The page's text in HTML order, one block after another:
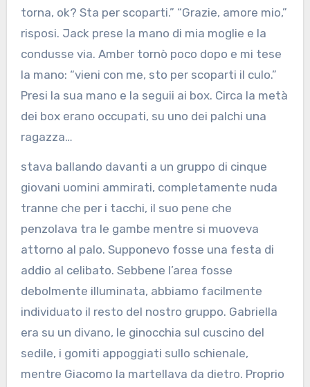
torna, ok? Sta per scoparti.” “Grazie, amore mio,”
risposi. Jack prese la mano di mia moglie e la
condusse via. Amber tornò poco dopo e mi tese
la mano: “vieni con me, sto per scoparti il culo.”
Presi la sua mano e la seguii ai box. Circa la metà
dei box erano occupati, su uno dei palchi una
ragazza…
stava ballando davanti a un gruppo di cinque
giovani uomini ammirati, completamente nuda
tranne che per i tacchi, il suo pene che
penzolava tra le gambe mentre si muoveva
attorno al palo. Supponevo fosse una festa di
addio al celibato. Sebbene l’area fosse
debolmente illuminata, abbiamo facilmente
individuato il resto del nostro gruppo. Gabriella
era su un divano, le ginocchia sul cuscino del
sedile, i gomiti appoggiati sullo schienale,
mentre Giacomo la martellava da dietro. Proprio